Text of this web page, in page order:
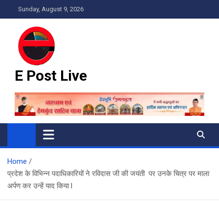
to
content
Sunday, August 9, 2026
E Post Live
Home
प्रदेश के विभिन्न पदाधिकारियों ने रविदास जी की जयंती पर उनके चित्र पर माला
अर्पण कर उन्हें याद किया l